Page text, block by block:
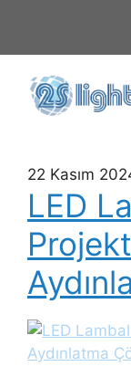
22 Kasım
LED